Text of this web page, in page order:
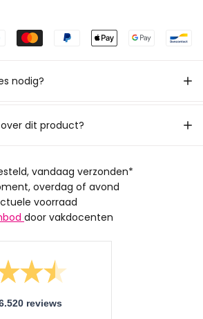
nodig?
dit product?
vandaag verzonden*
overdag of avond
voorraad
door vakdocenten
reviews